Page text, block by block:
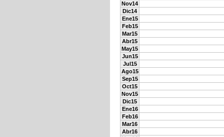
Nov14
Dic14
Ene15
Feb15
Mar15
Abr15
May15
Jun15
Jul15
Ago15
Sep15
Oct15
Nov15
Dic15
Ene16
Feb16
Mar16
Abr16